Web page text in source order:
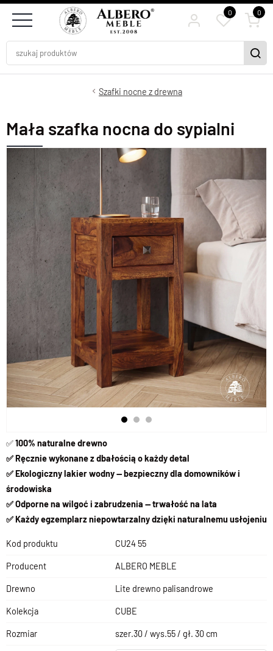
0 0
Szafki nocne z drewna
Mała szafka nocna do sypialni
✅100% naturalne drewno
✅ Ręcznie wykonane z dbałością o każdy detal
✅ Ekologiczny lakier wodny — bezpieczny dla domowników i
środowiska
✅ Odporne na wilgoć i zabrudzenia — trwałość na lata
✅ Każdy egzemplarz niepowtarzalny dzięki naturalnemu usłojeniu
Kod produktu CU24 55
Producent ALBERO MEBLE
Drewno Lite drewno palisandrowe
Kolekcja CUBE
Rozmiar szer.30 / wys.55 / gł. 30 cm